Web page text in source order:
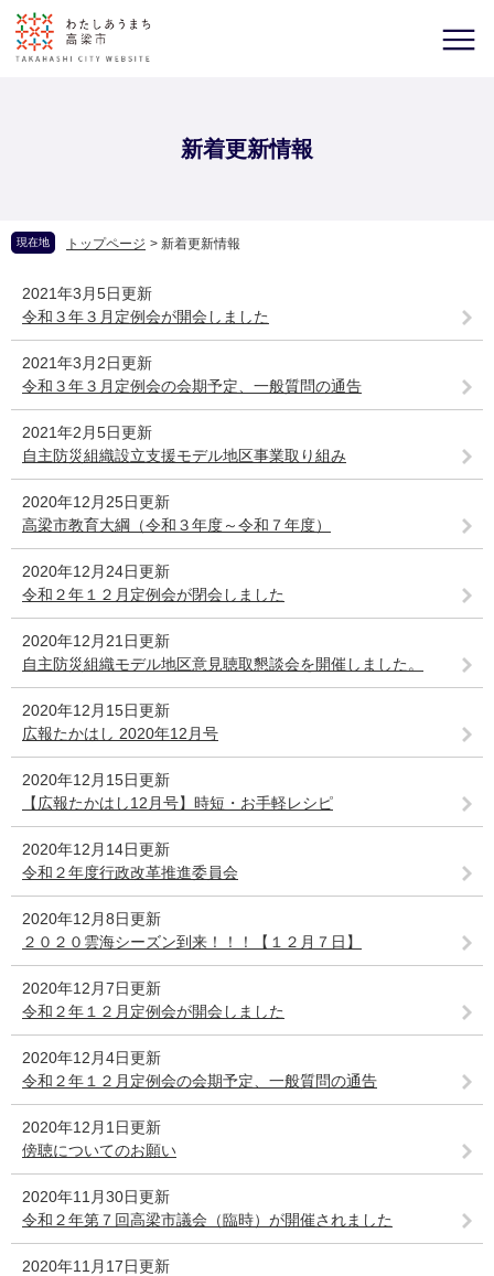
新着更新情報
現在地 トップページ > 新着更新情報
2021年3月5日更新
令和３年３月定例会が開会しました
2021年3月2日更新
令和３年３月定例会の会期予定、一般質問の通告
2021年2月5日更新
自主防災組織設立支援モデル地区事業取り組み
2020年12月25日更新
高梁市教育大綱（令和３年度～令和７年度）
2020年12月24日更新
令和２年１２月定例会が閉会しました
2020年12月21日更新
自主防災組織モデル地区意見聴取懇談会を開催しました。
2020年12月15日更新
広報たかはし 2020年12月号
2020年12月15日更新
【広報たかはし12月号】時短・お手軽レシピ
2020年12月14日更新
令和２年度行政改革推進委員会
2020年12月8日更新
２０２０雲海シーズン到来！！！【１２月７日】
2020年12月7日更新
令和２年１２月定例会が開会しました
2020年12月4日更新
令和２年１２月定例会の会期予定、一般質問の通告
2020年12月1日更新
傍聴についてのお願い
2020年11月30日更新
令和２年第７回高梁市議会（臨時）が開催されました
2020年11月17日更新